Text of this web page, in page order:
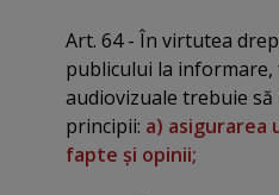
Art. 64 - În virtutea
publicului la
audiovizuale trebuie
principii: a) asigurarea
fapte şi opinii;